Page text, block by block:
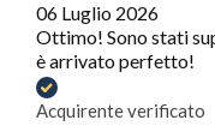
06 Luglio 2026
Ottimo! Sono stati
è arrivato perfetto!
Acquirente verificato